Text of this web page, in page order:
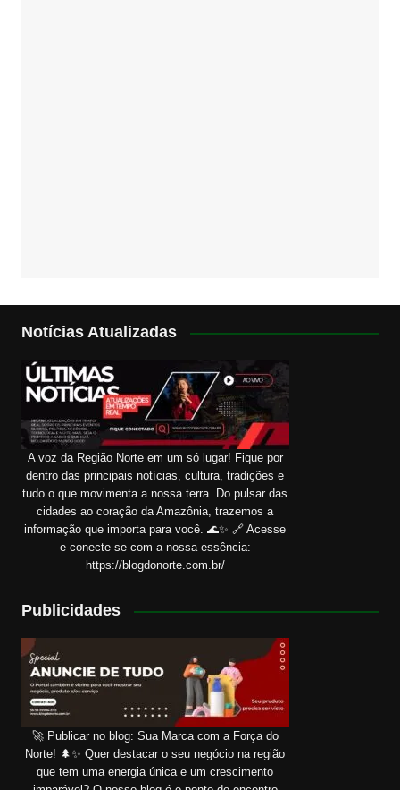
Notícias Atualizadas
A voz da Região Norte em um só lugar! Fique por
dentro das principais notícias, cultura, tradições e
tudo o que movimenta a nossa terra. Do pulsar das
cidades ao coração da Amazônia, trazemos a
informação que importa para você. 🌊✨ 🔗 Acesse
e conecte-se com a nossa essência:
https://blogdonorte.com.br/
Publicidades
🚀 Publicar no blog: Sua Marca com a Força do
Norte! 🌲✨ Quer destacar o seu negócio na região
que tem uma energia única e um crescimento